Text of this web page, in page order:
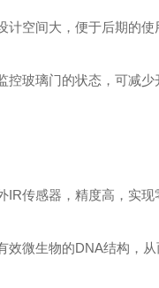
计空间大，便于后期的使
玻璃门的状态，可减少
传感器，精度高，实现
效微生物的DNA结构，从